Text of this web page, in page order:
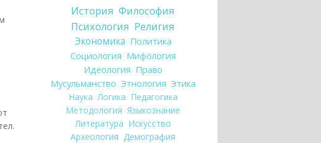
История Философия
Психология Религия
Экономика Политика
Социология Мифология
Идеология Право
Мусульманство Этнология Этика
Наука Логика Педагогика
Методология Языкознание
Литература Искусство
Археология Демография